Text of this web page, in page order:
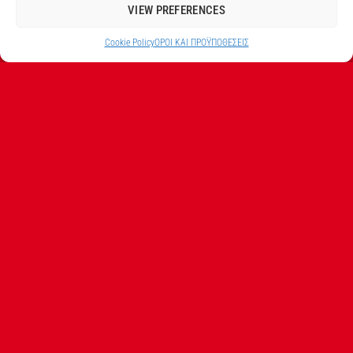
VIEW PREFERENCES
Cookie PolicyΟΡΟI ΚΑΙ ΠΡΟΫΠΟΘEΣΕΙΣ